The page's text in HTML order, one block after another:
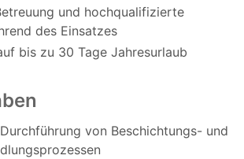
und hochqualifizierte
des Einsatzes
bis zu 30 Tage Jahresurlaub
von Beschichtungs- und